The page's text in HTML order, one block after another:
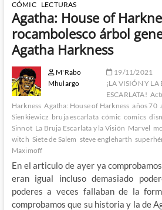
CÓMIC LECTURAS
Agatha: House of
rocambolesco árbol
Agatha Harkness
M'Rabo
Mhulargo
19/11/2021
¡LA VISIÓN Y LA
ESCARLATA!
Harkness Agatha: House of Harkness años 70
Sienkiewicz bruja escarlata cómic comics
Sinnot La Bruja Escarlata y la Visión Marvel
witch Siete de Salem steve engleharth
Maximoff
En el articulo de ayer ya
eran igual incluso demasiado
poderes a veces fallaban de la
comprobamos que su historia y la de